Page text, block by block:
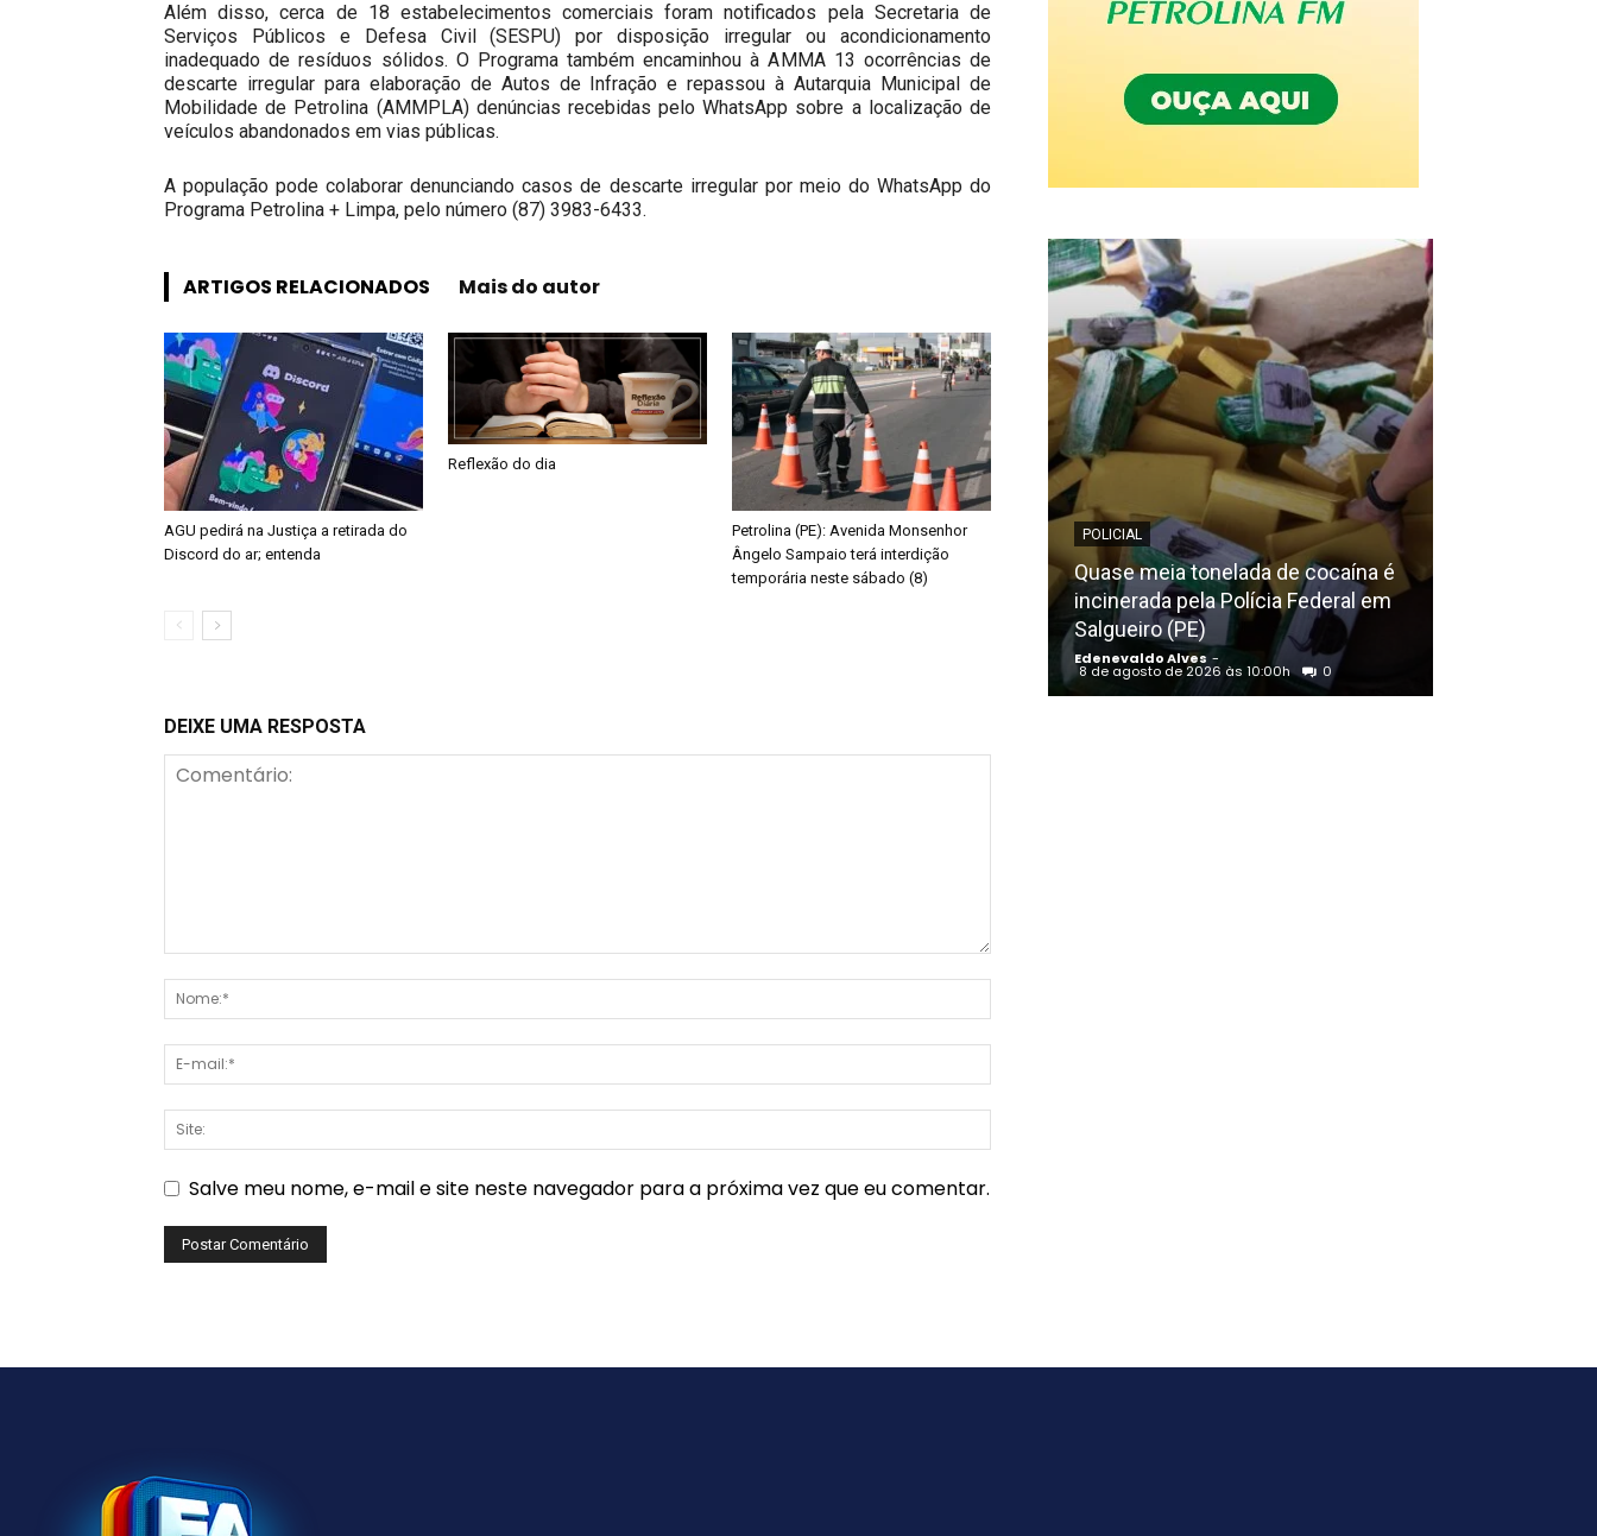
Além disso, cerca de 18 estabelecimentos comerciais foram notificados pela Secretaria de
Serviços Públicos e Defesa Civil (SESPU) por disposição irregular ou acondicionamento
inadequado de resíduos sólidos. O Programa também encaminhou à AMMA 13 ocorrências de
descarte irregular para elaboração de Autos de Infração e repassou à Autarquia Municipal de
Mobilidade de Petrolina (AMMPLA) denúncias recebidas pelo WhatsApp sobre a localização de
veículos abandonados em vias públicas.
A população pode colaborar denunciando casos de descarte irregular por meio do WhatsApp do
Programa Petrolina + Limpa, pelo número (87) 3983-6433.
ARTIGOS RELACIONADOS Mais do autor
AGU pedirá na Justiça a retirada do
Discord do ar; entenda
Reflexão do dia
Petrolina (PE): Avenida Monsenhor
Ângelo Sampaio terá interdição
temporária neste sábado (8)
DEIXE UMA RESPOSTA
Salve meu nome, e-mail e site neste navegador para a próxima vez que eu comentar.
POLICIAL
Quase meia tonelada de cocaína é
incinerada pela Polícia Federal em
Salgueiro (PE)
Edenevaldo Alves -
8 de agosto de 2026 às 10:00h 0